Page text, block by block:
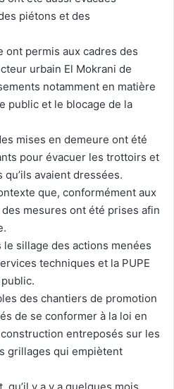
piétons et des
ont permis aux cadres des
urbain El Mokrani de
notamment en matière
public et le blocage de la
mises en demeure ont été
pour évacuer les trottoirs et
avaient dressées.
que, conformément aux
mesures ont été prises afin
le sillage des actions menées
techniques et la PUPE
des chantiers de promotion
de se conformer à la loi en
entreposés sur les
grillages qui empiètent